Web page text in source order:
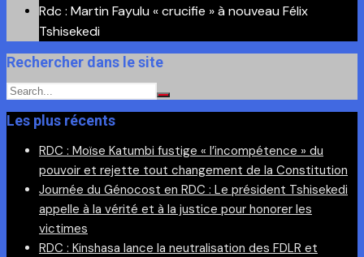
Rdc : Martin Fayulu « crucifie » à nouveau Félix
Tshisekedi
Rechercher dans le site
Les plus récents
RDC : Moïse Katumbi fustige « l’incompétence » du
pouvoir et rejette tout changement de la Constitution
Journée du Génocost en RDC : Le président Tshisekedi
appelle à la vérité et à la justice pour honorer les
victimes
RDC : Kinshasa lance la neutralisation des FDLR et